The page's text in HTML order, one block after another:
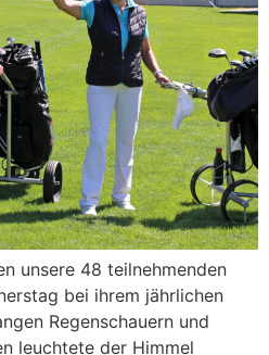
unsere 48 teilnehmenden
bei ihrem jährlichen
Regenschauern und
leuchtete der Himmel